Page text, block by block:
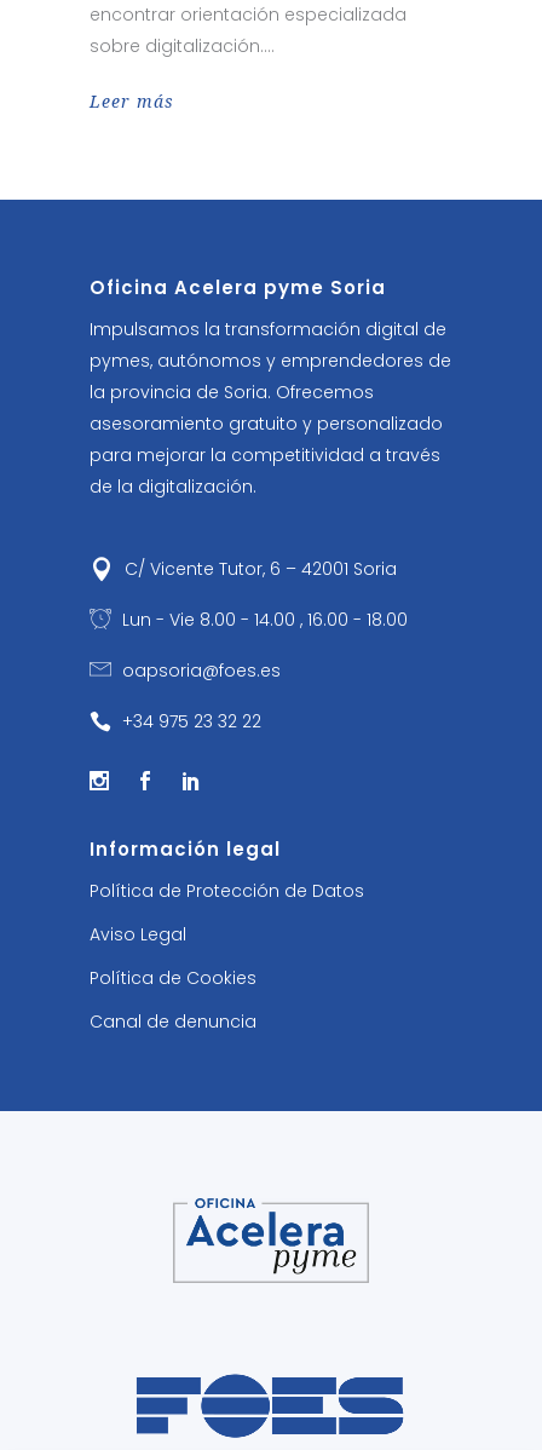
encontrar orientación especializada
sobre digitalización.
Leer más
Oficina Acelera pyme Soria
Impulsamos la transformación digital de
pymes, autónomos y emprendedores de
la provincia de Soria. Ofrecemos
asesoramiento gratuito y personalizado
para mejorar la competitividad a través
de la digitalización.
C/ Vicente Tutor, 6 – 42001 Soria
Lun - Vie 8.00 - 14.00 , 16.00 - 18.00
oapsoria@foes.es
+34 975 23 32 22
Información legal
Política de Protección de Datos
Aviso Legal
Política de Cookies
Canal de denuncia